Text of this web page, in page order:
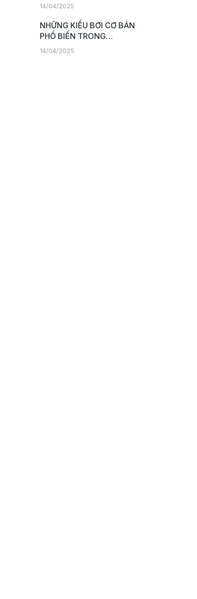
14/04/2025
NHỮNG KIỂU BƠI CƠ BẢN
PHỔ BIẾN TRONG…
14/04/2025